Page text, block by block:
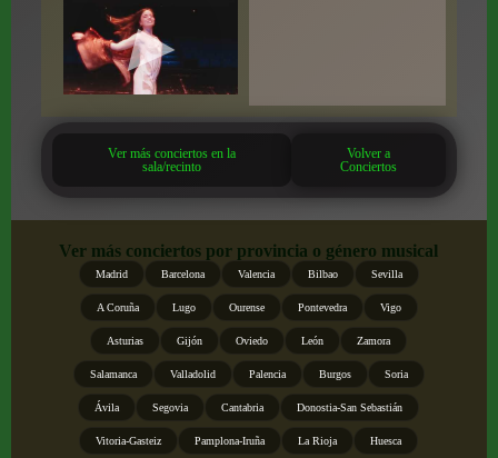
Ver más conciertos en la
sala/recinto
Volver a
Conciertos
Ver más conciertos por provincia o género musical
Madrid Barcelona Valencia Bilbao Sevilla
A Coruña Lugo Ourense Pontevedra Vigo
Asturias Gijón Oviedo León Zamora
Salamanca Valladolid Palencia Burgos Soria
Ávila Segovia Cantabria Donostia-San Sebastián
Vitoria-Gasteiz Pamplona-Iruña La Rioja Huesca